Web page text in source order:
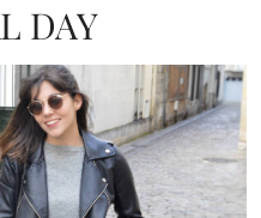
DAY